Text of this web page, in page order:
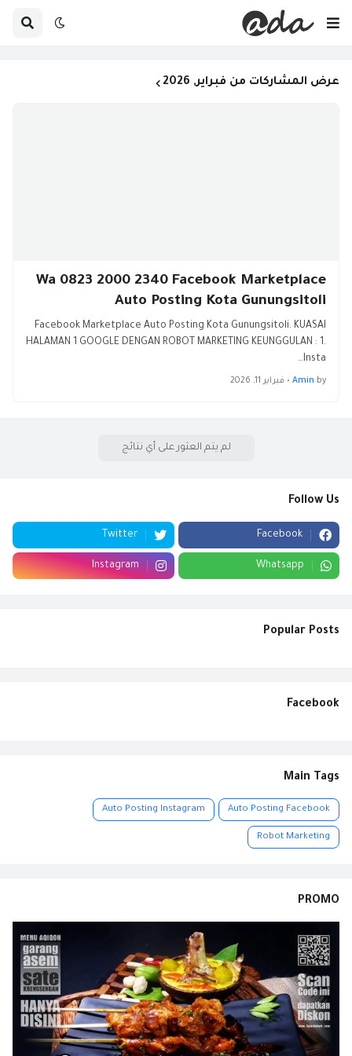
عرض المشاركات من فبراير, 2026
Wa 0823 2000 2340 Facebook Marketplace
Auto Posting Kota Gunungsitoli
Facebook Marketplace Auto Posting Kota Gunungsitoli. KUASAI
HALAMAN 1 GOOGLE DENGAN ROBOT MARKETING KEUNGGULAN : 1.
Insta…
by
Amin
• فبراير 11, 2026
لم يتم العثور على أي نتائج
Follow Us
Facebook
Twitter
Whatsapp
Instagram
Popular Posts
Facebook
Main Tags
Auto Posting Facebook
Auto Posting Instagram
Robot Marketing
PROMO